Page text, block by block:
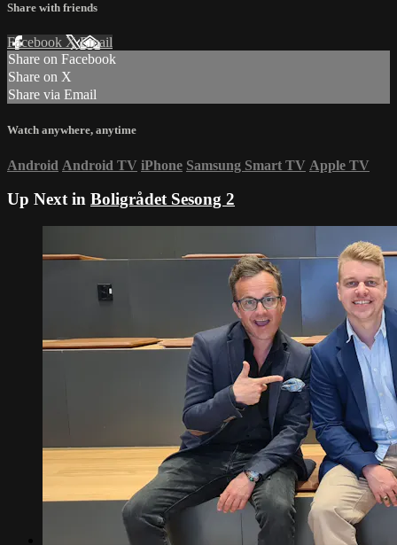
Share with friends
Facebook XEmail
Share on Facebook
Share on X
Share via Email
Watch anywhere, anytime
Android Android TV iPhone Samsung Smart TV Apple TV
Up Next in Boligrådet Sesong 2